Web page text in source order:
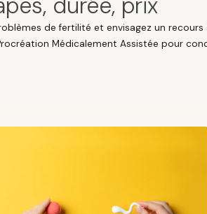
de fertilité et envisagez un recours
Médicalement Assistée pour